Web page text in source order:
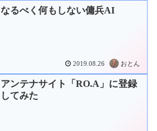
なるべく何もしない傭兵AI
2019.08.26 おとん
アンテナサイト「RO.A」に登録
してみた